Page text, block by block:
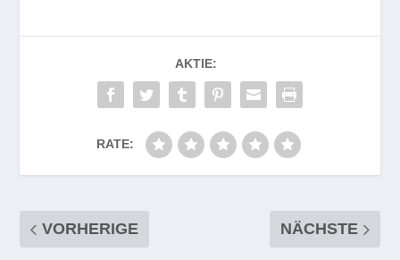
AKTIE:
RATE:
VORHERIGE NÄCHSTE